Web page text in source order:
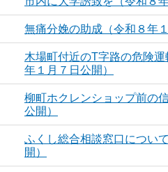
無痛分娩の助成（令和８年
木場町付近のT字路の危険
年１月７日公開）
柳町ホクレンショップ前の
公開）
ふくし総合相談窓口につい
開）